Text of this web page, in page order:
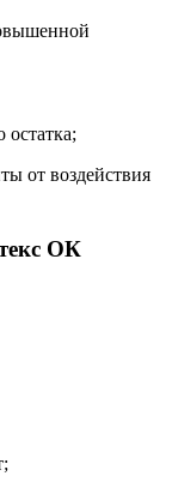
остатка;
от воздействия
ОК